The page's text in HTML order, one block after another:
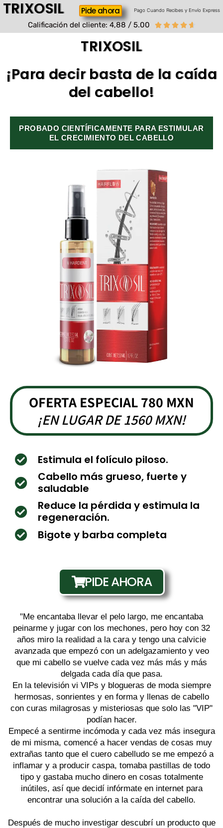
TRIXOSIL Pide ahora Pago Cuando Recibes y Envío Express
Calificación del cliente: 4,88 / 5.00     
TRIXOSIL
¡Para decir basta de la caída
del cabello!
PROBADO CIENTÍFICAMENTE PARA ESTIMULAR
EL CRECIMIENTO DEL CABELLO
OFERTA ESPECIAL 780 MXN
¡EN LUGAR DE 1560 MXN!
Estimula el folículo piloso.
Cabello más grueso, fuerte y
saludable
Reduce la pérdida y estimula la
regeneración.
Bigote y barba completa
PIDE AHORA
"Me encantaba llevar el pelo largo, me encantaba
peinarme y jugar con los mechones, pero hoy con 32
años miro la realidad a la cara y tengo una calvicie
avanzada que empezó con un adelgazamiento y veo
que mi cabello se vuelve cada vez más más y más
delgada cada día que pasa.
En la televisión vi VIPs y blogueras de moda siempre
hermosas, sonrientes y en forma y llenas de cabello
con curas milagrosas y misteriosas que solo las "VIP"
podían hacer.
Empecé a sentirme incómoda y cada vez más insegura
de mi misma, comencé a hacer vendas de cosas muy
extrañas tanto que el cuero cabelludo se me empezó a
inflamar y a producir caspa, tomaba pastillas de todo
tipo y gastaba mucho dinero en cosas totalmente
inútiles, así que decidí infórmate en internet para
encontrar una solución a la caída del cabello.
Después de mucho investigar descubrí un producto que